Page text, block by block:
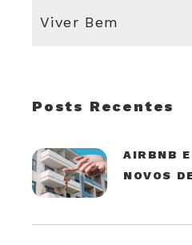
Viver Bem
Posts Recentes
AIRBNB
NOVOS